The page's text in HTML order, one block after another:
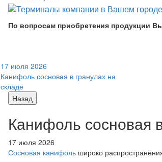
По вопросам приобретения продукции
17 июля 2026
Канифоль сосновая в гранулах на
складе
Назад
Канифоль сосновая
17 июля 2026
Сосновая канифоль широко